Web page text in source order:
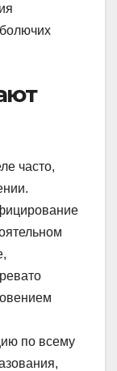
часто,
по всему